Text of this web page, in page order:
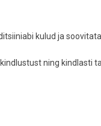
kulud ja
ning kindlasti